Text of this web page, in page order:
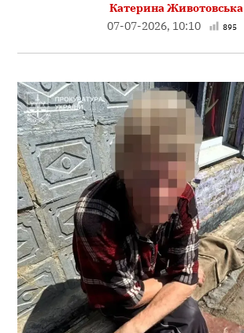
Катерина Животовська
07-07-2026, 10:10
895